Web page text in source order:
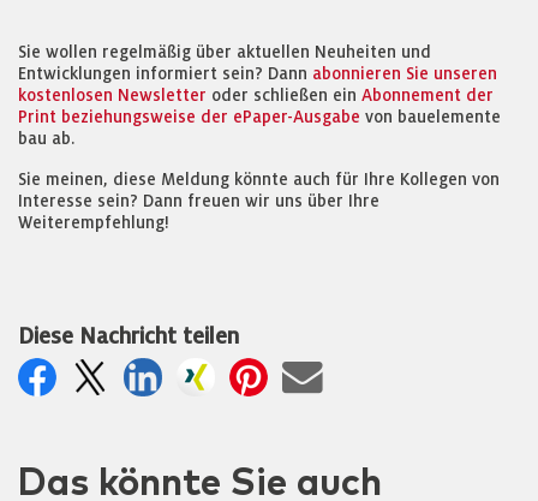
Sie wollen regelmäßig über aktuellen Neuheiten und
Entwicklungen informiert sein? Dann abonnieren Sie unseren
kostenlosen Newsletter oder schließen ein Abonnement der
Print beziehungsweise der ePaper-Ausgabe von bauelemente
bau ab.
Sie meinen, diese Meldung könnte auch für Ihre Kollegen von
Interesse sein? Dann freuen wir uns über Ihre
Weiterempfehlung!
Diese Nachricht teilen
Das könnte Sie auch